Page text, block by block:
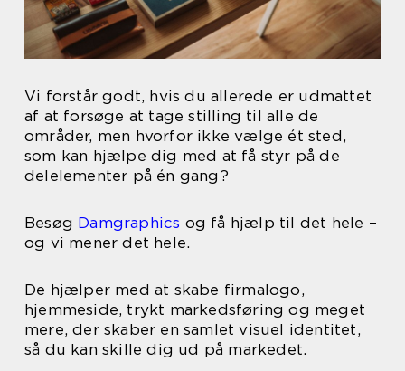
Vi forstår godt, hvis du allerede er udmattet
af at forsøge at tage stilling til alle de
områder, men hvorfor ikke vælge ét sted,
som kan hjælpe dig med at få styr på de
delelementer på én gang?
Besøg Damgraphics og få hjælp til det hele –
og vi mener det hele.
De hjælper med at skabe firmalogo,
hjemmeside, trykt markedsføring og meget
mere, der skaber en samlet visuel identitet,
så du kan skille dig ud på markedet.